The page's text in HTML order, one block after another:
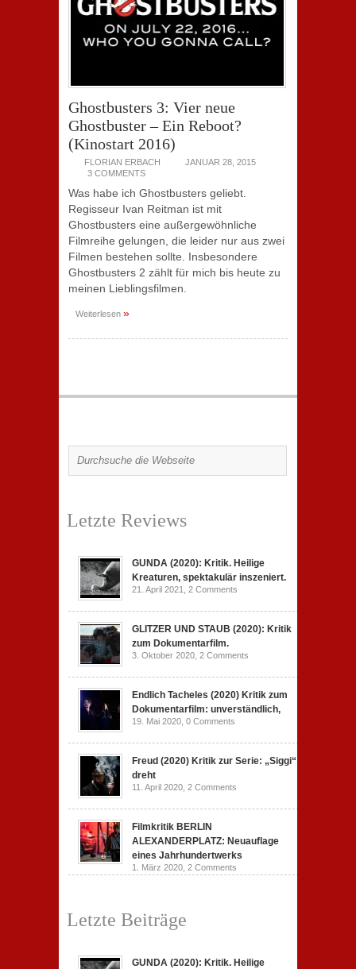
Ghostbusters 3: Vier neue
Ghostbuster – Ein Reboot?
(Kinostart 2016)
FLORIAN ERBACH
JANUAR 28, 2015
3 COMMENTS
Was habe ich Ghostbusters geliebt.
Regisseur Ivan Reitman ist mit
Ghostbusters eine außergewöhnliche
Filmreihe gelungen, die leider nur aus zwei
Filmen bestehen sollte. Insbesondere
Ghostbusters 2 zählt für mich bis heute zu
meinen Lieblingsfilmen.
Weiterlesen »
Letzte Reviews
GUNDA (2020): Kritik. Heilige
Kreaturen, spektakulär inszeniert.
21. April 2021, 2 Comments
GLITZER UND STAUB (2020): Kritik
zum Dokumentarfilm.
3. Oktober 2020, 2 Comments
Endlich Tacheles (2020) Kritik zum
Dokumentarfilm: unverständlich,
19. Mai 2020, 0 Comments
Freud (2020) Kritik zur Serie: „Siggi“
dreht
11. April 2020, 2 Comments
Filmkritik BERLIN
ALEXANDERPLATZ: Neuauflage
eines Jahrhundertwerks
1. März 2020, 2 Comments
Letzte Beiträge
GUNDA (2020): Kritik. Heilige